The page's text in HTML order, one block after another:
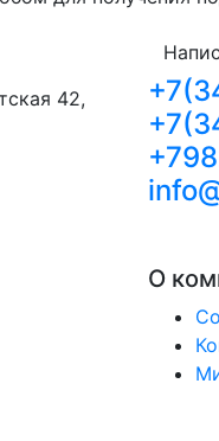
42,
О